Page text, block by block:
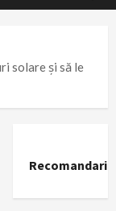
solare și să le
Recomandari